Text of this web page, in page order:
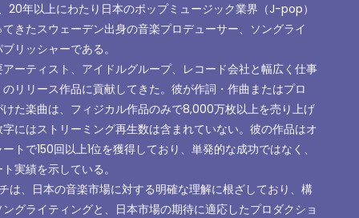
20年以上にわたり日本のポップミュージック業界（J-pop）
きたスウェーデン出身の音楽プロデューサー、ソングライ
リッシャーである。
ーティスト、アイドルグループ、レコード会社と幅広く仕事
リリース作品に貢献してきた。彼が作詞・作曲またはプロ
た楽曲は、フィジカル作品のみで8,000万枚以上を売り上げ
にはストリーミング再生数は含まれていない。彼の作品はオ
トで150回以上1位を獲得しており、単発的な成功ではなく、
実績を示している。
は、日本の音楽市場に対する明確な理解に根ざしており、構
グライティングと、日本市場の期待に適応したプロダクショ